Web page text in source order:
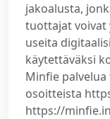
jakoalusta,
tuottajat voivat
useita
käytettäväksi
Minfie
osoitteista
https://